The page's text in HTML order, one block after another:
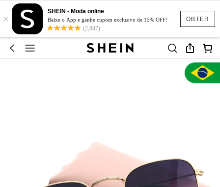
OBTER
×
SHEIN - Moda online
Baixe o App e ganhe cupom exclusivo de 15% OFF!
(2,847)